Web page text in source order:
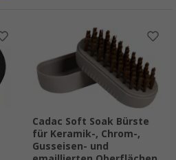
Cadac Soft Soak Bürste
für Keramik-, Chrom-,
Gusseisen- und